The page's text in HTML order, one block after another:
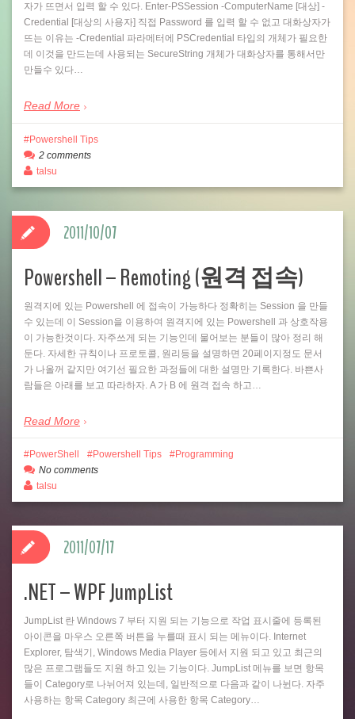
자가 뜨면서 입력 할 수 있다. Enter-PSSession -ComputerName [대상] -
Credential [대상의 사용자] 직접 Password 를 입력 할 수 없고 대화상자가
뜨는 이유는 -Credential 파라메터에 PSCredential 타입의 개체가 필요한
데 이것을 만드는데 사용되는 SecureString 개체가 대화상자를 통해서만
만들수 있다…
Read More
Powershell Tips
2 comments
talsu
Powershell – Remoting (원격 접속)
원격지에 있는 Powershell 에 접속이 가능하다 정확히는 Session 을 만들
수 있는데 이 Session을 이용하여 원격지에 있는 Powershell 과 상호작용
이 가능한것이다. 자주쓰게 되는 기능인데 물어보는 분들이 많아 정리 해
둔다. 자세한 규칙이나 프로토콜, 원리등을 설명하면 20페이지정도 문서
가 나올꺼 같지만 여기선 필요한 과정들에 대한 설명만 기록한다. 바쁜사
람들은 아래를 보고 따라하자. A 가 B 에 원격 접속 하고…
Read More
2011/10/07
PowerShell Powershell Tips
Programming
No comments
talsu
.NET – WPF JumpList
JumpList 란 Windows 7 부터 지원 되는 기능으로 작업 표시줄에 등록된
아이콘을 마우스 오른쪽 버튼을 누를때 표시 되는 메뉴이다. Internet
Explorer, 탐색기, Windows Media Player 등에서 지원 되고 있고 최근의
많은 프로그램들도 지원 하고 있는 기능이다. JumpList 메뉴를 보면 항목
들이 Category로 나뉘어져 있는데, 일반적으로 다음과 같이 나뉜다. 자주
사용하는 항목 Category 최근에 사용한 항목 Category…
2011/07/17